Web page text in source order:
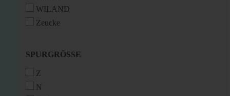
WILAND
Zeucke
SPURGRÖSSE
SPURGRÖSSE
Z
N